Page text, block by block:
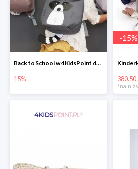
Back to School w 4KidsPoint do -15%
15%
-15%
380.50